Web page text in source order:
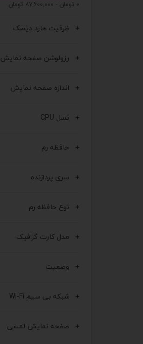
۰ تومان - ۸۷,۶۰۰,۰۰۰ تومان
ظرفیت هارد دیسک
رزولوشن صفحه نمایش
اندازه صفحه نمایش
نسل CPU
حافظه رم
سری پردازنده
نوع حافظه رم
مدل کارت گرافیک
وضعیت
شبکه بی سیم Wi-Fi
صفحه نمایش لمسی